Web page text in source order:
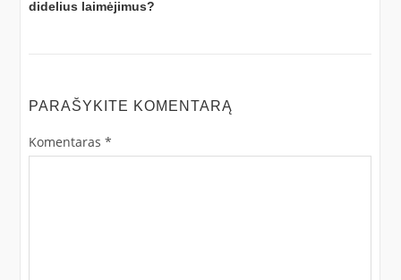
didelius laimėjimus?
PARAŠYKITE KOMENTARĄ
Komentaras *